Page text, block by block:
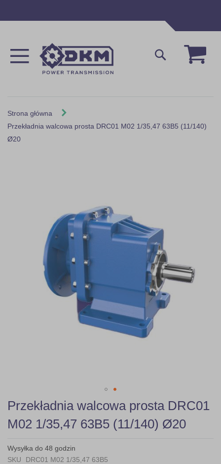
Mój
Szukaj
Strona główna
Przekładnia walcowa prosta DRC01 M02 1/35,47 63B5 (11/140)
Ø20
Skip
to
the
beginning
the
images
Przekładnia walcowa prosta DRC01
M02 1/35,47 63B5 (11/140) Ø20
Wysyłka do 48 godzin
SKU
DRC01 M02 1/35,47 63B5